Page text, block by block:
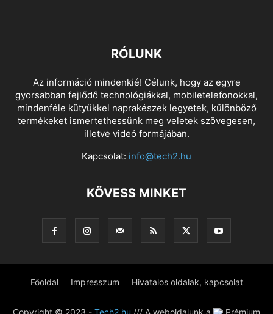
RÓLUNK
Az információ mindenkié! Célunk, hogy az egyre
gyorsabban fejlődő technológiákkal, mobiletelefonokkal,
mindenféle kütyükkel naprakészek legyetek, különböző
termékeket ismertethessünk meg veletek szövegesen,
illetve videó formájában.
Kapcsolat: info@tech2.hu
KÖVESS MINKET
Főoldal Impresszum Hivatalos oldalak, kapcsolat